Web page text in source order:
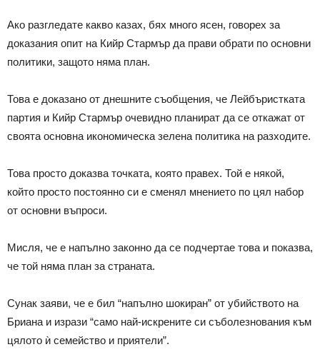
Ако разгледате какво казах, бях много ясен, говорех за
доказания опит на Кийр Стармър да прави обрати по основни
политики, защото няма план.
Това е доказано от днешните съобщения, че Лейбъристката
партия и Кийр Стармър очевидно планират да се откажат от
своята основна икономическа зелена политика на разходите.
Това просто доказва точката, която правех. Той е някой,
който просто постоянно си е сменял мнението по цял набор
от основни въпроси.
Мисля, че е напълно законно да се подчертае това и показва,
че той няма план за страната.
Сунак заяви, че е бил “напълно шокиран” от убийството на
Бриана и изрази “само най-искрените си съболезнования към
цялото ѝ семейство и приятели”.